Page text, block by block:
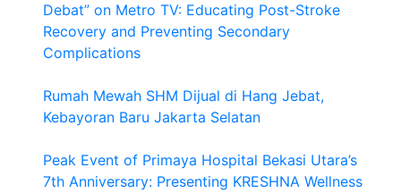
Debat” on Metro TV: Educating Post-Stroke
Recovery and Preventing Secondary
Complications
Rumah Mewah SHM Dijual di Hang Jebat,
Kebayoran Baru Jakarta Selatan
Peak Event of Primaya Hospital Bekasi Utara’s
7th Anniversary: Presenting KRESHNA Wellness